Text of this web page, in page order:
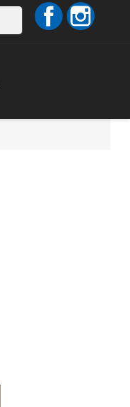
Facebook